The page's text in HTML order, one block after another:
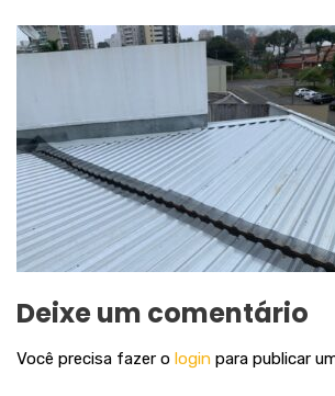
Deixe um comentário
Você precisa fazer o login para publicar